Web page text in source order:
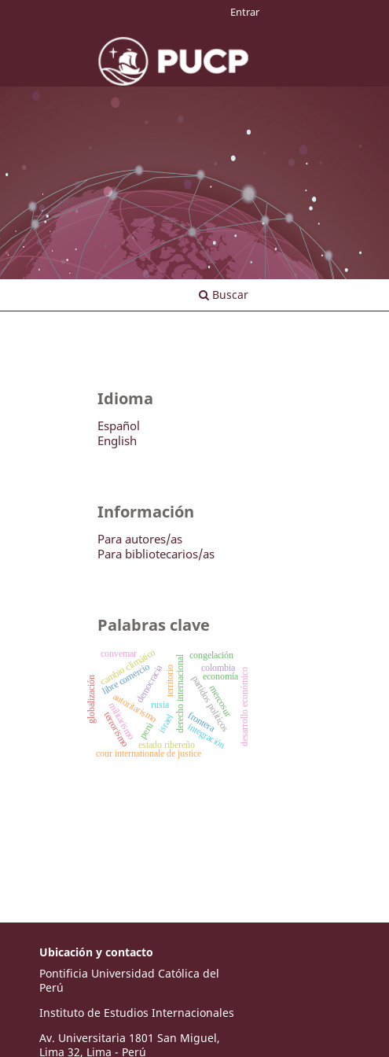
Buscar
Entrar
Idioma
Español
English
Información
Para autores/as
Para bibliotecarios/as
Palabras clave
partidos políticos
rusia
autoritarismo
democracia
militarismo derecho internacional economía
perú
libre comercio
globalización desarrollo económico
terrorismo israel frontera
integración
colombia
mercosur
cambio climático congelación
estado ribereño
territorio
convemar
cour internationale de justice
Ubicación y contacto
Pontificia Universidad Católica del
Perú
Instituto de Estudios Internacionales
Av. Universitaria 1801 San Miguel,
Lima 32, Lima - Perú